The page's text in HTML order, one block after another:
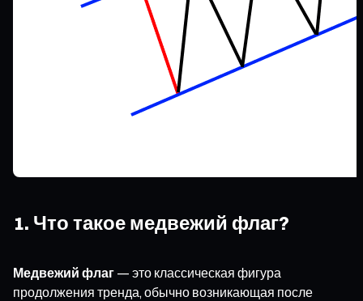
1. Что такое медвежий флаг?
Медвежий флаг — это классическая фигура
продолжения тренда, обычно возникающая после